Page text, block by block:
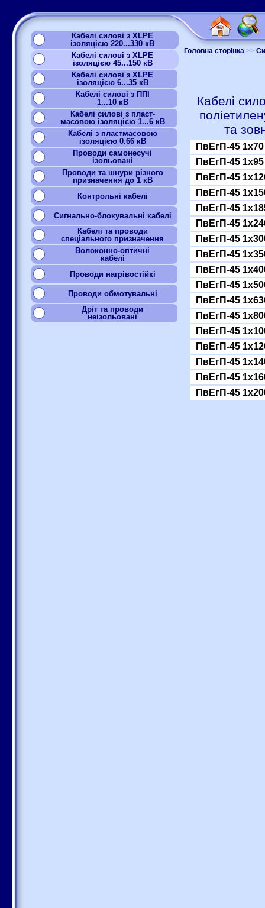
Кабелі силові з XLPE
ізоляцією 220...330 кВ
Кабелі силові з XLPE
ізоляцією 45...150 кВ
Кабелі силові з XLPE
ізоляцією 6...35 кВ
Кабелі силові з ППІ
1...10 кВ
Кабелі силові з пласт-
масовою ізоляцією 1...6 кВ
Кабелі з пластмасовою
ізоляцією 0.66 кВ
Проводи самонесучі
ізольовані
Проводи та шнури різного
призначення до 1 кВ
Контрольні кабелі
Сигнально-блокувальні кабелі
Кабелі та проводи
спеціального призначення
Волоконно-оптичні
кабелі
Проводи нагрівостійкі
Проводи обмотувальні
Дріт та проводи
неізольовані
Головна сторінка >>
Кабелі
та
ПвЕгП-45 1x70
ПвЕгП-45 1x95
ПвЕгП-45
ПвЕгП-45
ПвЕгП-45
ПвЕгП-45
ПвЕгП-45
ПвЕгП-45
ПвЕгП-45
ПвЕгП-45
ПвЕгП-45
ПвЕгП-45
ПвЕгП-45
ПвЕгП-45
ПвЕгП-45
ПвЕгП-45
ПвЕгП-45